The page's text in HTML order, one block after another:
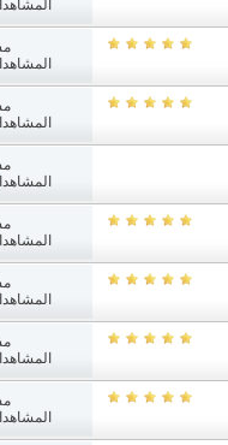
المشاهدات:
المشاهدات:
المشاهدات:
المشاهدات:
المشاهدات:
المشاهدات:
المشاهدات:
المشاهدات: